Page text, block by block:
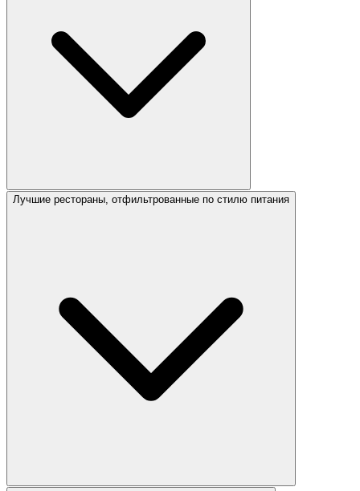
Лучшие рестораны, отфильтрованные по стилю питания